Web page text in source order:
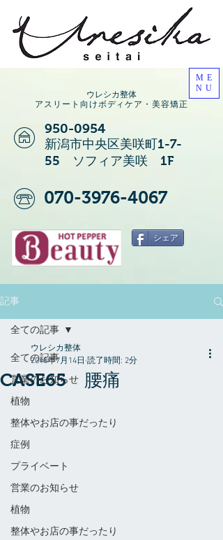
ウレシカ整体
アスリート向けボディケア・美容矯正
ME
NU
950-0954
新潟市中央区美咲町1-7-
55 ソフィア美咲 1F
070-3976-4067
シェア
記事
全ての記事
営業のお知らせ
植物
整体やお店の事だったり
症例
プライベート
営業のお知らせ
植物
整体やお店の事だったり
全ての記事
CASE65 腰痛
ウレシカ整体
2018年7月14日 読了時間: 2分